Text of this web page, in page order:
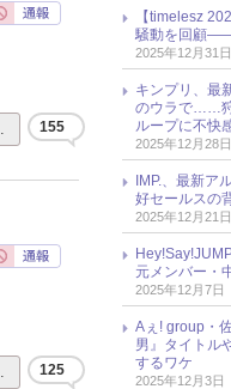
155
125
【timelesz
騒動を回顧――
2025年12月31日
キンプリ、最
のウラで……狩
ループに不快
2025年12月28日
IMP.、最新ア
好セールスの
2025年12月21日
元メンバー・
2025年12月7日
Aぇ! group・
男』タイトル
するワケ
2025年12月3日